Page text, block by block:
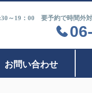
～19：00 要予約で時間外
お問い合わせ